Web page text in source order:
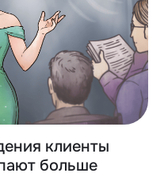
клиенты
больше